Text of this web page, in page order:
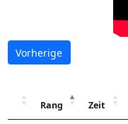
Vorherige
Rang Zeit